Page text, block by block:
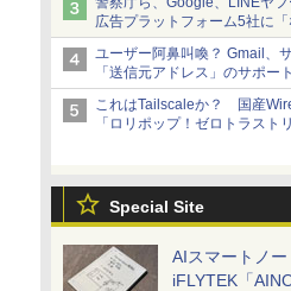
ど！その14】【空いた時間で
広告プラットフォーム5社に
広告」対策強化を要請 著名
使った投資詐欺などへの対策
ユーザー阿鼻叫喚？ Gmail、
「送信元アドレス」のサポー
【やじうまWatch】
これはTailscaleか？ 国産
「ロリポップ！ゼロトラスト
パボ」を実測で確かめた【イ
Special Site
AIスマートノー
iFLYTEK「